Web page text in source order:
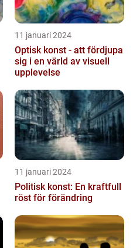
11 januari 2024
Optisk konst - att fördjupa
sig i en värld av visuell
upplevelse
11 januari 2024
Politisk konst: En kraftfull
röst för förändring